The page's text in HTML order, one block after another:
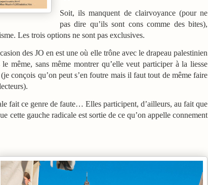
Soit, ils manquent de clairvoyance (pour ne
pas dire qu’ils sont cons comme des bites),
Les trois options ne sont pas exclusives.
des JO en est une où elle trône avec le drapeau palestinien
même, sans même montrer qu’elle veut participer à la liesse
conçois qu’on peut s’en foutre mais il faut tout de même faire
fait ce genre de faute… Elles participent, d’ailleurs, au fait que
cette gauche radicale est sortie de ce qu’on appelle connement